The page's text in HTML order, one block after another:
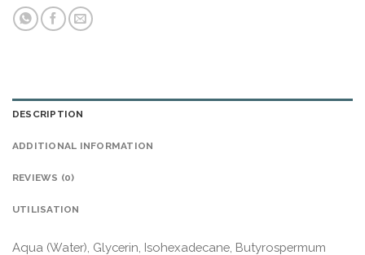
DESCRIPTION
ADDITIONAL INFORMATION
REVIEWS (0)
UTILISATION
Aqua (Water), Glycerin, Isohexadecane, Butyrospermum